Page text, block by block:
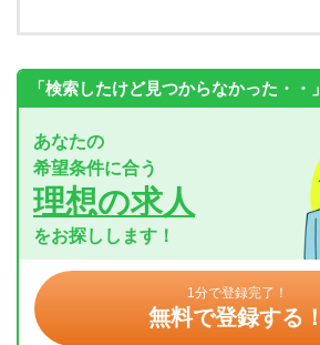
「検索したけど見つからなかった・・」
あなたの
希望条件に合う
理想の求人
をお探しします！
1分で登録完了！
無料で登録する！